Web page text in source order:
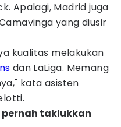
Apalagi, Madrid juga
yang diusir
kualitas melakukan
dan LaLiga. Memang
kata asisten
pernah taklukkan